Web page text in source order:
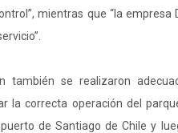
mientras que “la empresa
también se realizaron
la correcta operación del
de Santiago de Chile y